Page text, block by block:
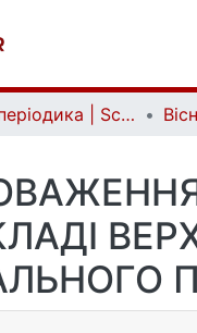
Наукова періодика | Scientific periodicals